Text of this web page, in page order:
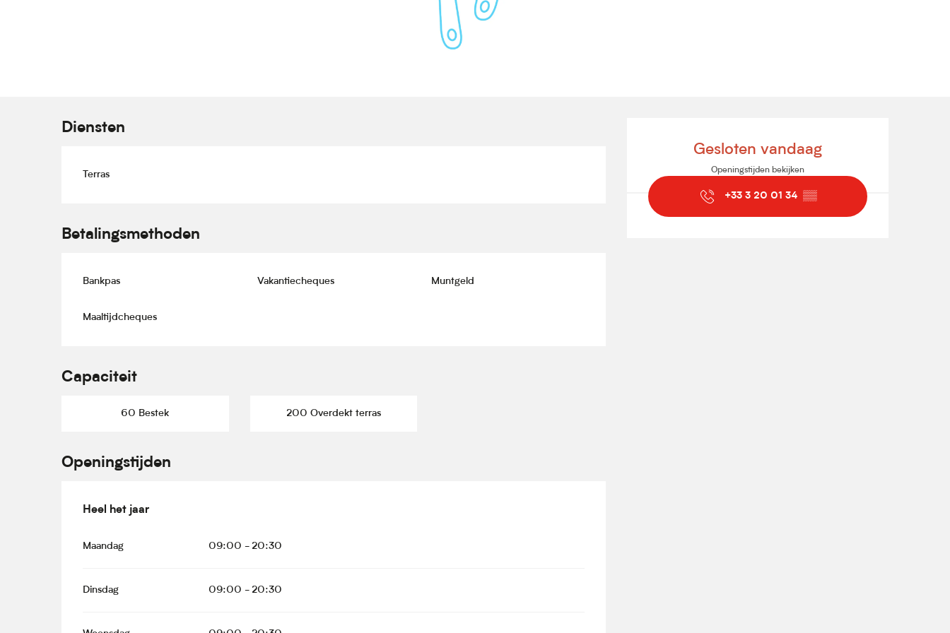
Openingstijden en
Gesloten vandaag
Openingstijden bekijken
+33 3 20 01 34 ▒▒
Diensten
Terras
Betalingsmethoden
Bankpas Vakantiecheques Muntgeld
Maaltijdcheques
Capaciteit
60 Bestek 200 Overdekt terras
Openingstijden
Heel het jaar
Heel het jaar
Maandag 09:00 - 20:30
Dinsdag 09:00 - 20:30